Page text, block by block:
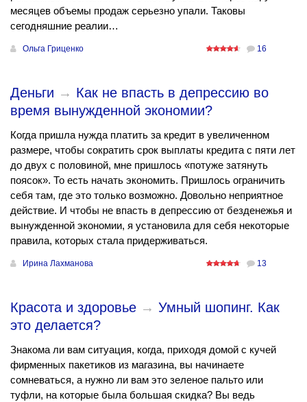
месяцев объемы продаж серьезно упали. Таковы
сегодняшние реалии…
Ольга Гриценко 16
Деньги → Как не впасть в депрессию во
время вынужденной экономии?
Когда пришла нужда платить за кредит в увеличенном
размере, чтобы сократить срок выплаты кредита с пяти лет
до двух с половиной, мне пришлось «потуже затянуть
поясок». То есть начать экономить. Пришлось ограничить
себя там, где это только возможно. Довольно неприятное
действие. И чтобы не впасть в депрессию от безденежья и
вынужденной экономии, я установила для себя некоторые
правила, которых стала придерживаться.
Ирина Лахманова 13
Красота и здоровье → Умный шопинг. Как
это делается?
Знакома ли вам ситуация, когда, приходя домой с кучей
фирменных пакетиков из магазина, вы начинаете
сомневаться, а нужно ли вам это зеленое пальто или
туфли, на которые была большая скидка? Вы ведь